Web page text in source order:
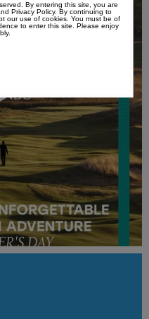
By entering this site, you are
Privacy Policy. By continuing to
our use of cookies. You must be of
to enter this site. Please enjoy